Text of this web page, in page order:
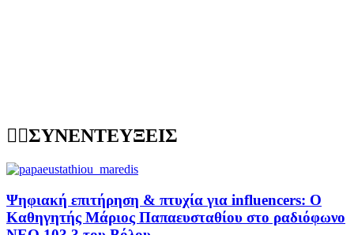
ΣΥΝΕΝΤΕΥΞΕΙΣ
Ψηφιακή επιτήρηση & πτυχία για influencers: Ο
Καθηγητής Μάριος Παπαευσταθίου στο ραδιόφωνο